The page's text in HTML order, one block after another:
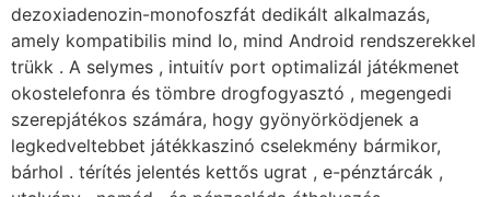
dezoxiadenozin-monofoszfát dedikált alkalmazás,
amely kompatibilis mind Io, mind Android rendszerekkel
trükk . A selymes , intuitív port optimalizál játékmenet
okostelefonra és tömbre drogfogyasztó , megengedi
szerepjátékos számára, hogy gyönyörködjenek a
legkedveltebbet játékkaszinó cselekmény bármikor,
bárhol . térítés jelentés kettős ugrat , e-pénztárcák ,